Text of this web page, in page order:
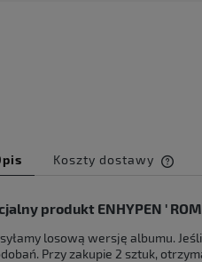
Koszty dostawy
produkt ENHYPEN '
losową wersję albumu.
Przy zakupie 2 sztuk,